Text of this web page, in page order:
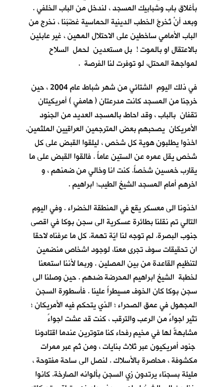
بأغلاق باب وشبابيك المسجد ، لندخل من الباب الخلفي .
وبعد أنْ تُخرجَ الخطب الدينية الحماسية غضَبَنا ، نخرج من
الباب الأمامي ساخطين على الاحتلال المهين ، غير عابئين
بالاعتقال او بالموت ! بل مستعدين لحمل السلاح
لمواجهة المحتل، لو توفرت لنا الفرصة .
في ذلك اليوم الشتائي من شهر شباط عام 2004 ، حين
خرجنا من المسجد كانت مدرعتان ( هامفي ) أمريكيتان
تقفان بالباب ، وقد احاط بالمسجد العديد من الجنود
الأمريكان يصحبهم بعض المترجمين العراقيين الملثمين.
اخذوا يطلبون هوية كل شخص ، ليلقوا القبض على كل
شخصٍ يقل عمره عن الستين عاماً . فالقوا القبض على ما
يقارب خمسين شخصاً. كنت انا وخالي من ضمنهم ، و
اخرهم أمام المسجد الشيخ الطيب؛ ابراهيم .
اخذونا الى معسكر يقع في المنطقة الخضراء . وفي اليوم
التالي تم نقلنا بطائرة عسكرية الى سجن بوكا في اقصى
جنوب البصرة. لم توجه لنا ايّة تهمة. كل ما عرفناه لاحقا
ان تحقيقات سوف تجرى معنا، لوجود اشخاص منضمين
لتنظيم القاعدة من بين المصلين . وربما لأننا استمعنا
لخطبة الشيخ ابراهيم المحرضة ضدهم . حين وصلنا الى
سجن بوكا كان الخوف مسيطراً علينا . فأسطورة السجن
المجهول في عمق الصحراء ؛ الذي يتحكم فيه الأمريكان ؛
تثير اجواءً من الرعب والترقب ، كنت قد عشت اجواءً
مشابهةً لها في مخيم رفحاء كنا متوترين عندما اقتادونا
جنود أمريكيون عبر ثلاث بنايات ، ومن ثم عبر ممرات
مكشوفة ، محاصرة بالأسلاك . لنصل الى ساحة مفتوحة ،
مليئة بسجناء يرتدون زي السجن بألوانه الصارخة. كانوا